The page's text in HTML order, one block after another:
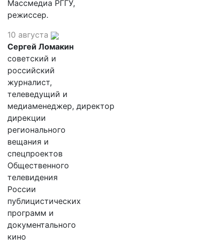
Массмедиа РГГУ,
режиссер.
10 августа
Сергей Ломакин
советский и
российский
журналист,
телеведущий и
медиаменеджер, директор
дирекции
регионального
вещания и
спецпроектов
Общественного
телевидения
России
публицистических
программ и
документального
кино